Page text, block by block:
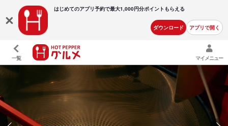
はじめてのアプリ予約で最大1,000円分ポイントもらえる
ダウンロード アプリで開く
一覧 マイメニュー